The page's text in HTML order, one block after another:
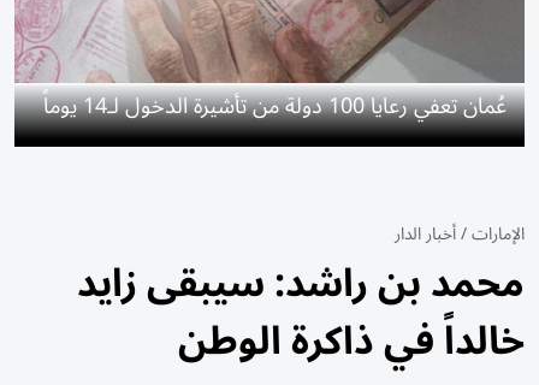
عُمان تعفي رعايا 100 دولة من تأشيرة الدخول لـ14 يوماً
الإمارات/أخبار الدار
محمد بن راشد: سيبقى زايد
خالداً في ذاكرة الوطن